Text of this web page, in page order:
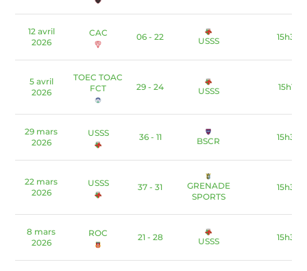
12 avril
2026
CAC 06 - 22 USSS 15h30
5 avril
2026
TOEC TOAC
FCT
29 - 24 USSS 15h15
29 mars
2026
USSS 36 - 11 BSCR 15h30
22 mars
2026
USSS 37 - 31
GRENADE
SPORTS
15h30
8 mars
2026
ROC 21 - 28 USSS 15h30